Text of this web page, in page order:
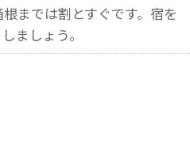
までは割とすぐです。宿を
ましょう。